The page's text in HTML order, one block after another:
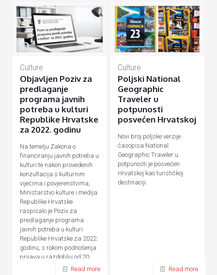
Culture
Objavljen Poziv za
predlaganje
programa javnih
potreba u kulturi
Republike Hrvatske
za 2022. godinu
Na temelju Zakona o
financiranju javnih potreba u
kulturi te nakon provedenih
konzultacija s kulturnim
vijećima i povjerenstvima,
Ministarstvo kulture i medija
Republike Hrvatske
raspisalo je Poziv za
predlaganje programa
javnih potreba u kulturi
Republike Hrvatske za 2022.
godinu, s rokom podnošenja
prijava u razdoblju od 20.
rujna do 20. listopada 2021.
Read more
Culture
Poljski National
Geographic
Traveler u
potpunosti
posvećen Hrvatskoj
Novi broj poljske verzije
časopisa National
Geographic Traveler u
potpunosti je posvećen
Hrvatskoj kao turističkoj
destinaciji.
Read more